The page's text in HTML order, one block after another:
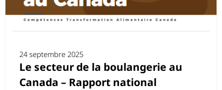
24 septembre 2025
Le secteur de la boulangerie au
Canada – Rapport national